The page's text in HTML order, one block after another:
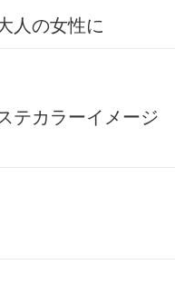
人の女性に
テカラーイメージ